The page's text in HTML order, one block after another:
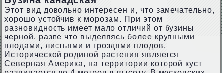
Этот вид довольно интересен и, что замечательно,
хорошо устойчив к морозам. При этом
разновидность имеет мало отличий от бузины
черной, разве что выделяясь более крупными
плодами, листьями и гроздями плодов.
Исторической родиной растения является
Северная Америка, на территории которой куст